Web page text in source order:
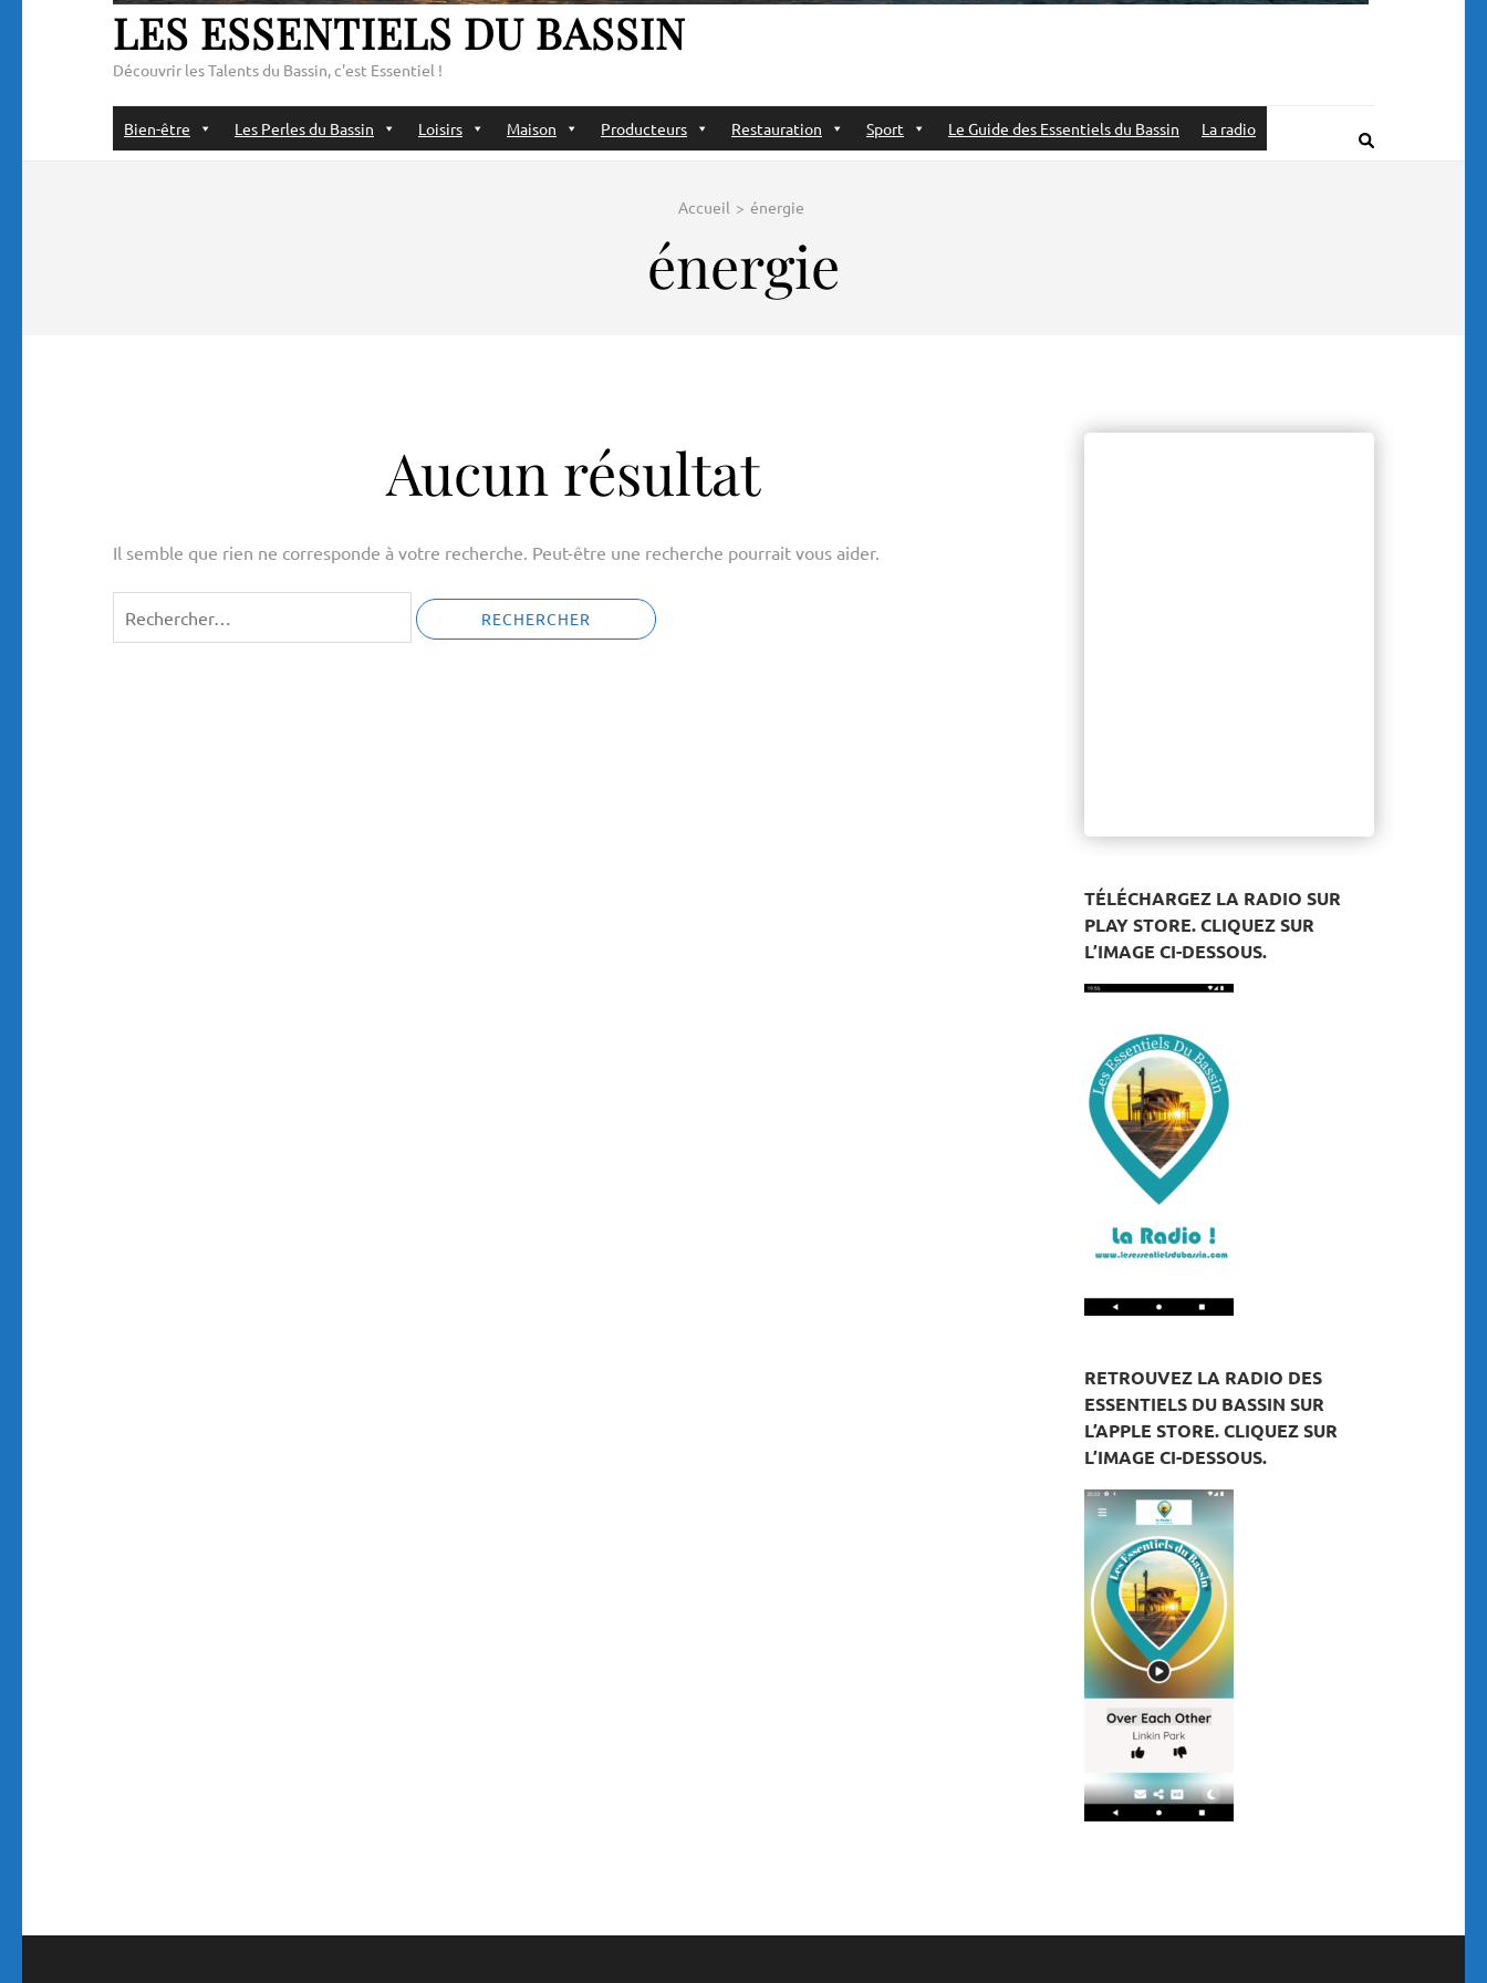
LES ESSENTIELS DU BASSIN
Découvrir les Talents du Bassin, c'est Essentiel !
Bien-être Les Perles du Bassin Loisirs Maison Producteurs Restauration Sport Le Guide des Essentiels du Bassin La radio
Accueil > énergie
énergie
Aucun résultat
Il semble que rien ne corresponde à votre recherche. Peut-être une recherche pourrait vous aider.
TÉLÉCHARGEZ LA RADIO SUR
PLAY STORE. CLIQUEZ SUR
L’IMAGE CI-DESSOUS.
RETROUVEZ LA RADIO DES
ESSENTIELS DU BASSIN SUR
L’APPLE STORE. CLIQUEZ SUR
L’IMAGE CI-DESSOUS.